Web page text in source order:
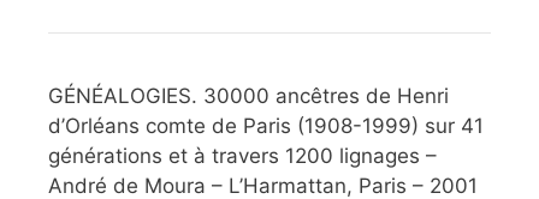
GÉNÉALOGIES. 30000 ancêtres de Henri
d’Orléans comte de Paris (1908-1999) sur 41
générations et à travers 1200 lignages –
André de Moura – L’Harmattan, Paris – 2001